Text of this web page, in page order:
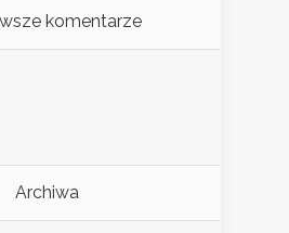
komentarze
Archiwa